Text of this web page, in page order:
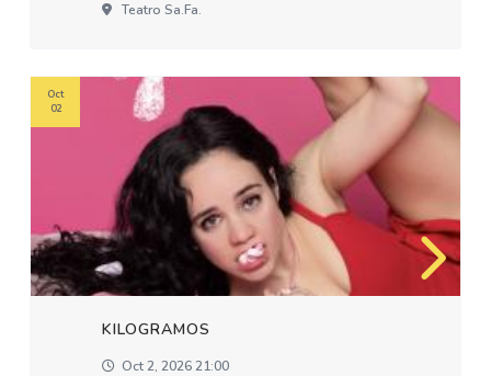
Teatro Sa.fa.
KILOGRAMOS
Oct 2, 2026 21:00
Oct
02